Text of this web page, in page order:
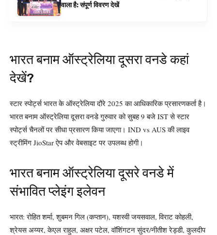
वाला है: संपूर्ण विवरण देखें
भारत बनाम ऑस्ट्रेलिया दूसरा वनडे कहां
देखें?
स्टार स्पोर्ट्स भारत के ऑस्ट्रेलिया दौरे 2025 का आधिकारिक प्रसारणकर्ता है।
भारत बनाम ऑस्ट्रेलिया दूसरा वनडे गुरुवार को सुबह 9 बजे IST से स्टार
स्पोर्ट्स चैनलों पर सीधा प्रसारण किया जाएगा। IND vs AUS की लाइव
स्ट्रीमिंग JioStar ऐप और वेबसाइट पर उपलब्ध होगी।
भारत बनाम ऑस्ट्रेलिया दूसरे वनडे में
संभावित प्लेइंग इलेवन
भारत: रोहित शर्मा, शुबमन गिल (कप्तान), यशस्वी जयसवाल, विराट कोहली,
श्रेयस अय्यर, केएल राहुल, अक्षर पटेल, वॉशिंगटन सुंदर/नीतीश रेड्डी, कुलदीप